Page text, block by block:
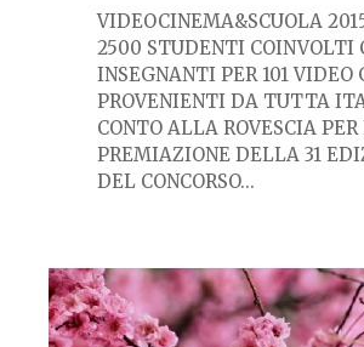
VIDEOCINEMA&SCUOLA
2500 STUDENTI COINVOLTI
INSEGNANTI PER 101 VIDEO
PROVENIENTI DA TUTTA
CONTO ALLA ROVESCIA
PREMIAZIONE DELLA 31
DEL CONCORSO...